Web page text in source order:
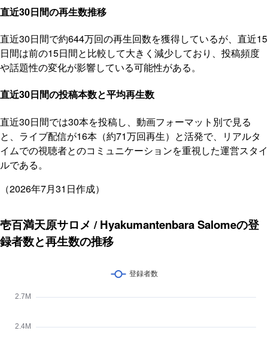
直近30日間の再生数推移
直近30日間で約644万回の再生回数を獲得しているが、直近15
日間は前の15日間と比較して大きく減少しており、投稿頻度
や話題性の変化が影響している可能性がある。
直近30日間の投稿本数と平均再生数
直近30日間では30本を投稿し、動画フォーマット別で見る
と、ライブ配信が16本（約71万回再生）と活発で、リアルタ
イムでの視聴者とのコミュニケーションを重視した運営スタイ
ルである。
（2026年7月31日作成）
壱百満天原サロメ / Hyakumantenbara Salomeの登
録者数と再生数の推移